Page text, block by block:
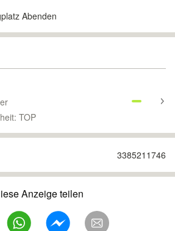
Abenden
TOP
3385211746
Anzeige teilen